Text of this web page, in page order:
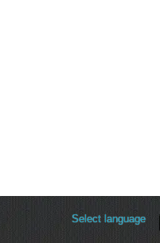
Select language